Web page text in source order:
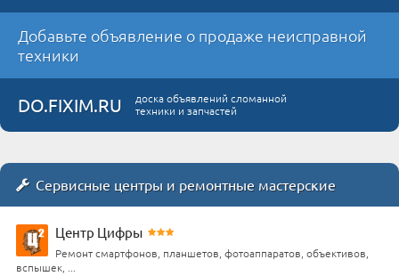
Добавьте объявление о продаже неисправной
техники
DO.FIXIM.RU
доска объявлений сломанной
техники и запчастей
Сервисные центры и ремонтные мастерские
Центр Цифры
Ремонт смартфонов, планшетов, фотоаппаратов, объективов,
вспышек, ...